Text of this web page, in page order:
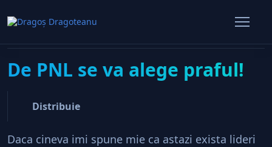
Home Politic
De PNL se va alege praful!
Distribuie
Daca cineva imi spune mie ca astazi exista lideri